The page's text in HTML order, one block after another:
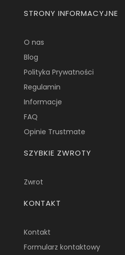
Linki w stopce
STRONY INFORMACYJNE
O nas
Blog
Polityka Prywatności
Regulamin
Informacje
FAQ
Opinie Trustmate
SZYBKIE ZWROTY
Zwrot
KONTAKT
Kontakt
Formularz kontaktowy